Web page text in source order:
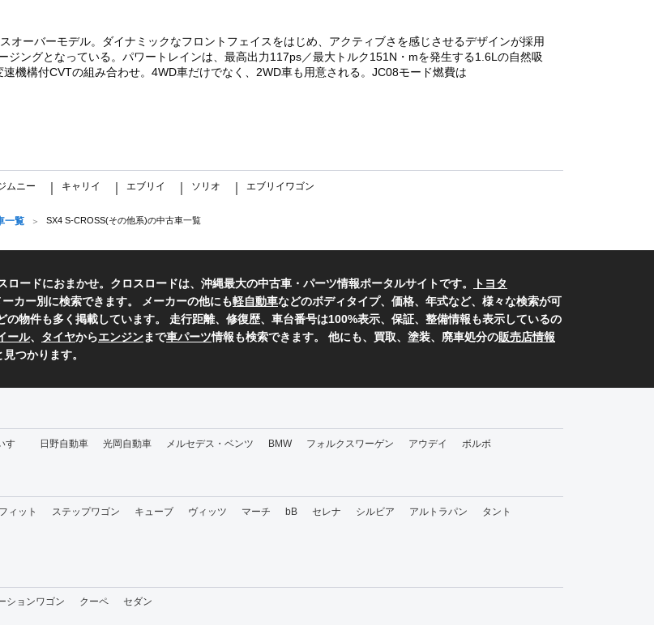
オーバーモデル。ダイナミックなフロントフェイスをはじめ、アクティブさを感じさせるデザインが採用
ングとなっている。パワートレインは、最高出力117ps／最大トルク151N・mを発生する1.6Lの自然吸
機構付CVTの組み合わせ。4WD車だけでなく、2WD車も用意される。JC08モード燃費は
ムニー キャリイ エブリイ ソリオ エブリイワゴン
一覧 SX4 S-CROSS(その他系)の中古車一覧
ロードにおまかせ。クロスロードは、沖縄最大の中古車・パーツ情報ポータルサイトです。
トヨタ
ーカー別に検索できます。 メーカーの他にも軽自動車などのボディタイプ、価格、年式など、様々な検索が可
の物件も多く掲載しています。 走行距離、修復歴、車台番号は100%表示、保証、整備情報も表示しているの
ール、 タイヤからエンジンまで車パーツ情報も検索できます。 他にも、買取、塗装、廃車処分の販売店情報
つかります。
すゞ 日野自動車 光岡自動車 メルセデス・ベンツ BMW フォルクスワーゲン アウデイ ボルボ
フィット ステップワゴン キューブ ヴィッツ マーチ bB セレナ シルビア アルトラパン
タント
ションワゴン クーペ セダン